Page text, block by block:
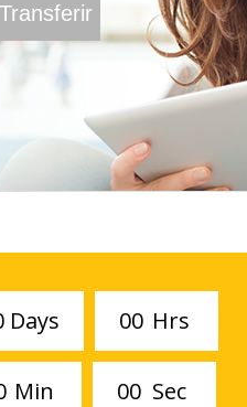
Transferir
Days 00 Hrs
Min 00 Sec